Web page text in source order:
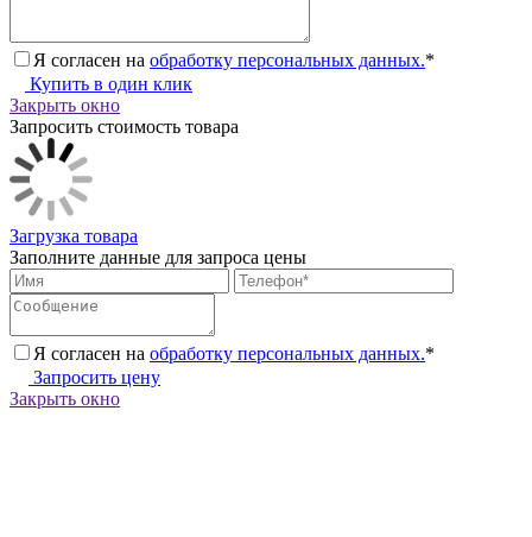
Я согласен на обработку персональных данных.*
Купить в один клик
Закрыть окно
Запросить стоимость товара
Загрузка товара
Заполните данные для запроса цены
Я согласен на обработку персональных данных.*
Запросить цену
Закрыть окно